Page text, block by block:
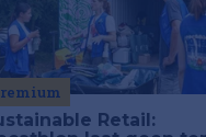
Retail: